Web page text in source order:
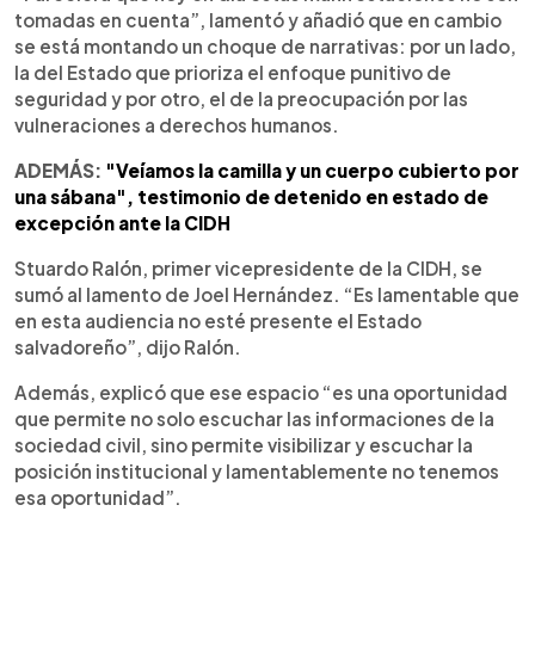
tomadas en cuenta”, lamentó y añadió que en cambio
se está montando un choque de narrativas: por un lado,
la del Estado que prioriza el enfoque punitivo de
seguridad y por otro, el de la preocupación por las
vulneraciones a derechos humanos.
ADEMÁS: "Veíamos la camilla y un cuerpo cubierto por
una sábana", testimonio de detenido en estado de
excepción ante la CIDH
Stuardo Ralón, primer vicepresidente de la CIDH, se
sumó al lamento de Joel Hernández. “Es lamentable que
en esta audiencia no esté presente el Estado
salvadoreño”, dijo Ralón.
Además, explicó que ese espacio “es una oportunidad
que permite no solo escuchar las informaciones de la
sociedad civil, sino permite visibilizar y escuchar la
posición institucional y lamentablemente no tenemos
esa oportunidad”.